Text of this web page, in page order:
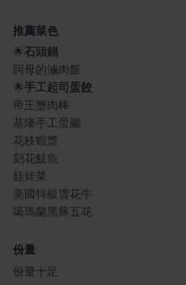
推薦菜色
🌟石頭鍋
阿母的滷肉飯
🌟手工起司蛋餃
帝王蟹肉棒
基隆手工蛋腸
花枝蝦漿
刻花魷魚
娃娃菜
美國特級雪花牛
噶瑪蘭黑豚五花
份量
份量十足